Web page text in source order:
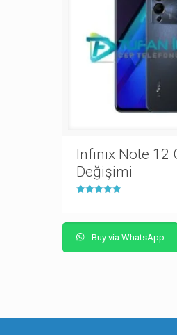
Infinix Note 12
Değişimi
Buy via WhatsApp